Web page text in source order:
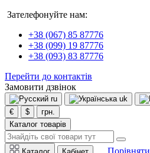
Зателефонуйте нам:
+38 (067) 85 87776
+38 (099) 19 87776
+38 (093) 83 87776
Перейти до контактів
Замовити дзвінок
ru uk
€
$
грн.
Каталог товарів
Порівняти